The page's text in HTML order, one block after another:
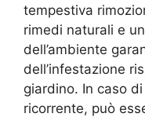
tempestiva
rimedi naturali e
dell’ambiente
dell’infestazione
giardino. In caso
ricorrente, può